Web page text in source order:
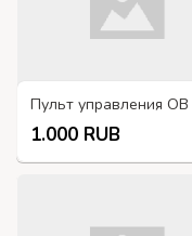
Пульт управления ОВ
1.000 RUB